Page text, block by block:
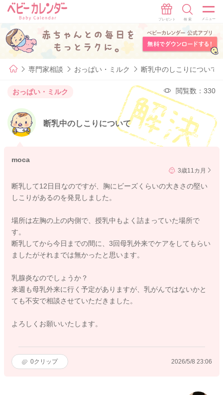
専門家相談 おっぱい・ミルク 断乳中のしこりについて
おっぱい・ミルク 閲覧数：330
断乳中のしこりについて
moca
3歳11カ月
断乳して12日目なのですが、胸にビーズくらいの大きさの堅い
しこりがあるのを発見しました。
場所は左胸の上の内側で、授乳中もよく詰まっていた場所で
す。
断乳してから今日までの間に、3回母乳外来でケアをしてもらい
ましたがそれまでは無かったと思います。
乳腺炎なのでしょうか？
来週も母乳外来に行く予定がありますが、乳がんではないかと
ても不安で相談させていただきました。
よろしくお願いいたします。
0クリップ 2026/5/8 23:06